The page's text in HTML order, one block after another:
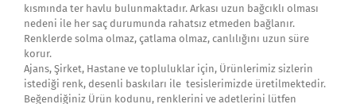
kısmında ter havlu bulunmaktadır. Arkası uzun bağcıklı olması
nedeni ile her saç durumunda rahatsız etmeden bağlanır.
Renklerde solma olmaz, çatlama olmaz, canlılığını uzun süre
korur.
Ajans, Şirket, Hastane ve topluluklar için, Ürünlerimiz sizlerin
istediği renk, desenli baskıları ile tesislerimizde üretilmektedir.
Beğendiğiniz Ürün kodunu, renklerini ve adetlerini lütfen